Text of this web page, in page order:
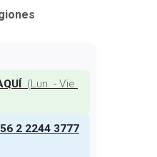
(Lun. - Vie.
2 2244 3777